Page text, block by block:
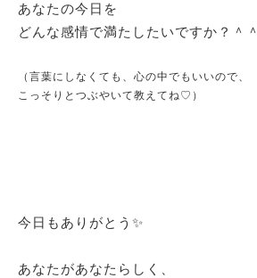
あなたの今日を
どんな感情で満たしたいですか？＾＾
（言葉にしなくても、心の中でもいいので、
こっそりとつぶやいて教えてね♡）
今日もありがとう✨
あなたがあなたらしく、